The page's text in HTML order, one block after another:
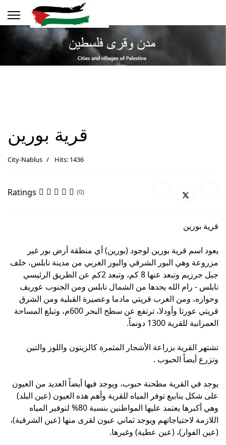
قرية بورين
City-Nablus Hits: 1436
Ratings (0)
قرية بورين
يعود اسم قرية بورين لوجود (بورين) أي منطقة أرض بور غير
مزروعة وهي البور الشرقي والبور الغربي من مدينة نابلس، خلف
جبل جرزيم وتبعد عنها 8 كم، وتبعد 2كم عن الطريق الرئيسي
نابلس - رام الله يحدها من الشمال نابلس ومن الجنوب عوريف
وحواره، ومن الغرب قريتي مادما وعصيرة القبلية ومن الشرق
قريتي عورتا وأودلا، ترتفع عن سطح البحر 600م، وتبلغ المساحة
العمرانية للقرية 1300 دونماً.
تشتهر القرية بزراعة الأشجار المثمرة كالزيتون واللوز والتين
وتزرع أيضاً الحبوب .
يوجد في القرية مطحنة حبوب، ويوجد فيها أيضاً العديد من العيون
على شكل ينابيع توفر المياه للقرية وأهم هذه العيون (عين البلد)
وهي أكبرها يعتمد عليها المواطنين بنسبة 80% لتوفير المياه
اللازمة لاحتياجاتهم ويوجد ثماني عيون لقرى منها (عين الشرقية)،
(عين الفوار)، (عين عطية) وغيرها.